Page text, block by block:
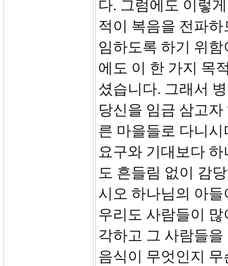
다. 그럼에도 이렇
적이 복음을 전파
임하도록 하기 위
에도 이 한 가지 목
셨습니다. 그래서
당신을 임금 삼고
른 마을들로 다니
요구와 기대보다
도 흔들림 없이 감
시오 하나님의 아
우리도 사람들이
각하고 그 사람들
음식이 무엇인지